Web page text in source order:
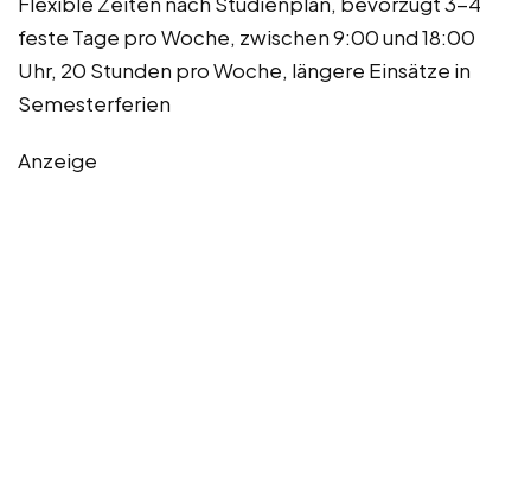
feste Tage pro Woche, zwischen 9:00 und 18:00
Uhr, 20 Stunden pro Woche, längere Einsätze in
Semesterferien
Anzeige